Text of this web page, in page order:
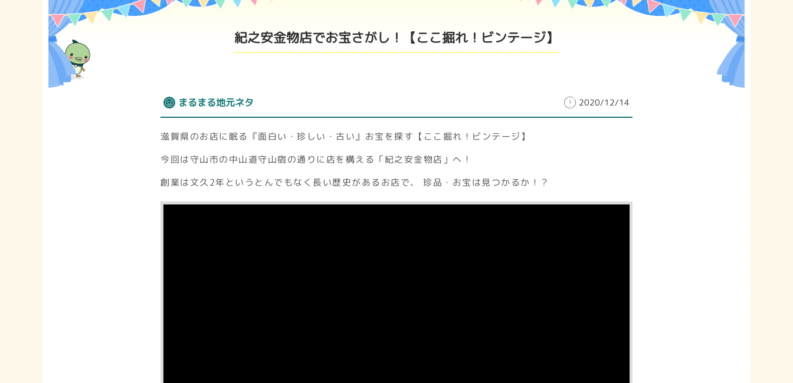
紀之安金物店でお宝さがし！【ここ掘れ！ビンテージ】
まるまる地元ネタ 2020/12/14
滋賀県のお店に眠る『面白い・珍しい・古い』お宝を探す【ここ掘れ！ビンテージ】
今回は守山市の中山道守山宿の通りに店を構える「紀之安金物店」へ！
創業は文久2年というとんでもなく長い歴史があるお店で、 珍品・お宝は見つかるか！？